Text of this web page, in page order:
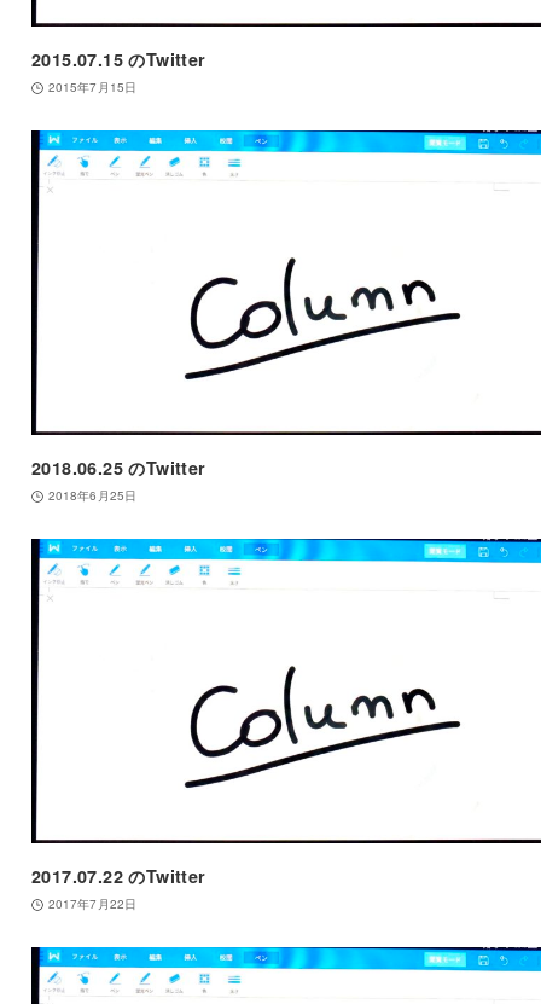
2015.07.15 のTwitter
2015年7月15日
2018.06.25 のTwitter
2018年6月25日
2017.07.22 のTwitter
2017年7月22日